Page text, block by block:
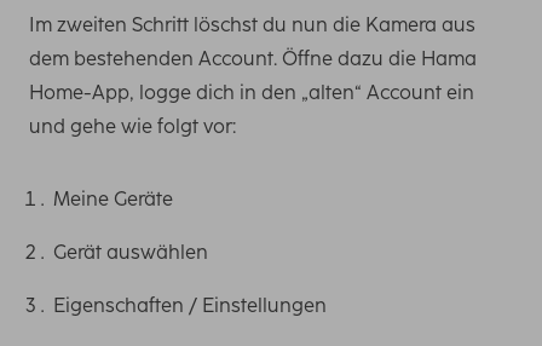
Im zweiten Schritt löschst du nun die Kamera aus
dem bestehenden Account. Öffne dazu die Hama
Home-App, logge dich in den „alten“ Account ein
und gehe wie folgt vor:
Meine Geräte
Gerät auswählen
Eigenschaften / Einstellungen